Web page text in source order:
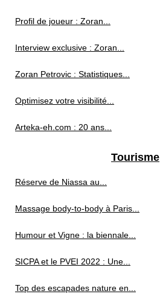
Profil de joueur : Zoran...
Interview exclusive : Zoran...
Zoran Petrovic : Statistiques...
Optimisez votre visibilité...
Arteka-eh.com : 20 ans...
Tourisme
Réserve de Niassa au...
Massage body-to-body à Paris...
Humour et Vigne : la biennale...
SICPA et le PVEI 2022 : Une...
Top des escapades nature en...